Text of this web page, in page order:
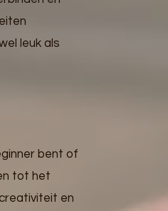
leuk als
bent of
tot het
en